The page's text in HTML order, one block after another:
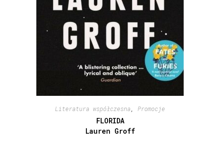
Literatura współczesna Promocje
FLORIDA
Lauren Groff